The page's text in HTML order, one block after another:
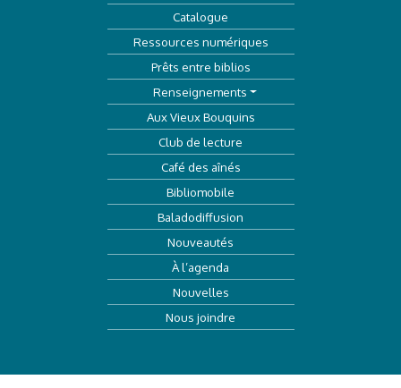
Catalogue
Ressources numériques
Prêts entre biblios
Renseignements
Aux Vieux Bouquins
Club de lecture
Café des aînés
Bibliomobile
Baladodiffusion
Nouveautés
À l’agenda
Nouvelles
Nous joindre